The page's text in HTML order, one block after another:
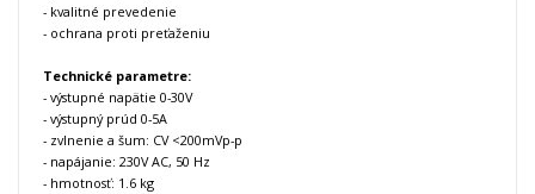
- kvalitné prevedenie
- ochrana proti preťaženiu
Technické parametre:
- výstupné napätie 0-30V
- výstupný prúd 0-5A
- zvlnenie a šum: CV <200mVp-p
- napájanie: 230V AC, 50 Hz
- hmotnosť: 1.6 kg